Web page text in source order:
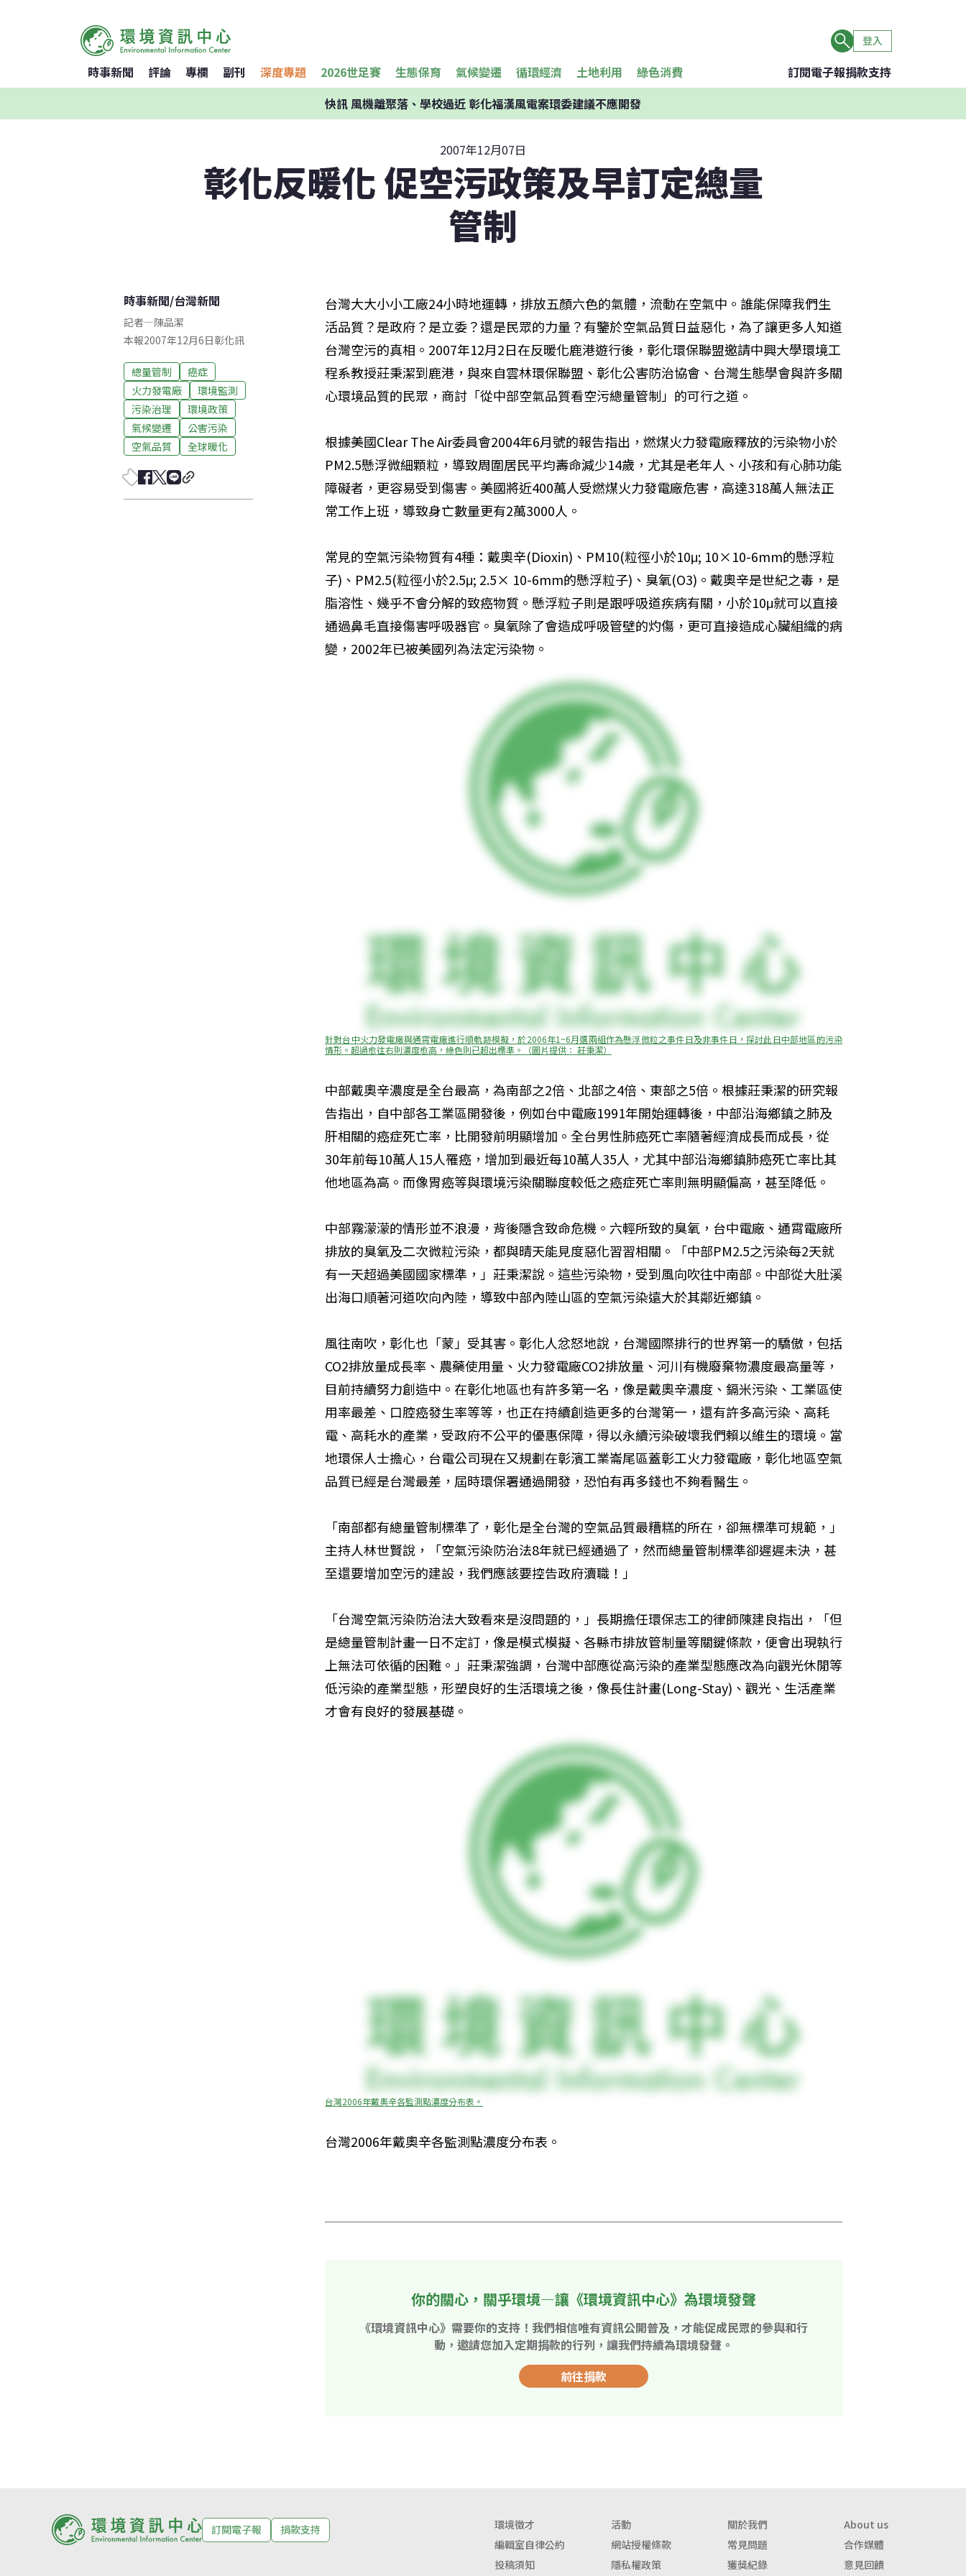
登入
時事新聞 評論 專欄 副刊 深度專題 2026世足賽 生態保育 氣候變遷 循環經濟 土地利用 綠色消費 訂閱電子報捐款支持
快訊風機離聚落、學校過近 彰化福漢風電案環委建議不應開發
2007年12月07日
彰化反暖化 促空污政策及早訂定總量
管制
時事新聞/台灣新聞
記者—陳品潔
本報2007年12月6日彰化訊
總量管制
癌症
火力發電廠
環境監測
污染治理
環境政策
氣候變遷
公害污染
空氣品質
全球暖化
台灣大大小小工廠24小時地運轉，排放五顏六色的氣體，流動在空氣中。誰能保障我們生
活品質？是政府？是立委？還是民眾的力量？有鑒於空氣品質日益惡化，為了讓更多人知道
台灣空污的真相。2007年12月2日在反暖化鹿港遊行後，彰化環保聯盟邀請中興大學環境工
程系教授莊秉潔到鹿港，與來自雲林環保聯盟、彰化公害防治協會、台灣生態學會與許多關
心環境品質的民眾，商討「從中部空氣品質看空污總量管制」的可行之道。
根據美國Clear The Air委員會2004年6月號的報告指出，燃煤火力發電廠釋放的污染物小於
PM2.5懸浮微細顆粒，導致周圍居民平均壽命減少14歲，尤其是老年人、小孩和有心肺功能
障礙者，更容易受到傷害。美國將近400萬人受燃煤火力發電廠危害，高達318萬人無法正
常工作上班，導致身亡數量更有2萬3000人。
常見的空氣污染物質有4種：戴奧辛(Dioxin)、PM10(粒徑小於10μ; 10×10-6mm的懸浮粒
子)、PM2.5(粒徑小於2.5μ; 2.5× 10-6mm的懸浮粒子)、臭氧(O3)。戴奧辛是世紀之毒，是
脂溶性、幾乎不會分解的致癌物質。懸浮粒子則是跟呼吸道疾病有關，小於10μ就可以直接
通過鼻毛直接傷害呼吸器官。臭氧除了會造成呼吸管壁的灼傷，更可直接造成心臟組織的病
變，2002年已被美國列為法定污染物。
針對台中火力發電廠與通霄電廠進行順軌跡模擬，於2006年1~6月選兩組作為懸浮微粒之事件日及非事件日，探討此日中部地區的污染
情形。超過愈往右則濃度愈高，綠色則已超出標準。（圖片提供： 莊秉潔）
中部戴奧辛濃度是全台最高，為南部之2倍、北部之4倍、東部之5倍。根據莊秉潔的研究報
告指出，自中部各工業區開發後，例如台中電廠1991年開始運轉後，中部沿海鄉鎮之肺及
肝相關的癌症死亡率，比開發前明顯增加。全台男性肺癌死亡率隨著經濟成長而成長，從
30年前每10萬人15人罹癌，增加到最近每10萬人35人，尤其中部沿海鄉鎮肺癌死亡率比其
他地區為高。而像胃癌等與環境污染關聯度較低之癌症死亡率則無明顯偏高，甚至降低。
中部霧濛濛的情形並不浪漫，背後隱含致命危機。六輕所致的臭氧，台中電廠、通霄電廠所
排放的臭氧及二次微粒污染，都與晴天能見度惡化習習相關。「中部PM2.5之污染每2天就
有一天超過美國國家標準，」莊秉潔說。這些污染物，受到風向吹往中南部。中部從大肚溪
出海口順著河道吹向內陸，導致中部內陸山區的空氣污染遠大於其鄰近鄉鎮。
風往南吹，彰化也「蒙」受其害。彰化人忿怒地說，台灣國際排行的世界第一的驕傲，包括
CO2排放量成長率、農藥使用量、火力發電廠CO2排放量、河川有機廢棄物濃度最高量等，
目前持續努力創造中。在彰化地區也有許多第一名，像是戴奧辛濃度、鎘米污染、工業區使
用率最差、口腔癌發生率等等，也正在持續創造更多的台灣第一，還有許多高污染、高耗
電、高耗水的產業，受政府不公平的優惠保障，得以永續污染破壞我們賴以維生的環境。當
地環保人士擔心，台電公司現在又規劃在彰濱工業崙尾區蓋彰工火力發電廠，彰化地區空氣
品質已經是台灣最差，屆時環保署通過開發，恐怕有再多錢也不夠看醫生。
「南部都有總量管制標準了，彰化是全台灣的空氣品質最糟糕的所在，卻無標準可規範，」
主持人林世賢說，「空氣污染防治法8年就已經通過了，然而總量管制標準卻遲遲未決，甚
至還要增加空污的建設，我們應該要控告政府瀆職！」
「台灣空氣污染防治法大致看來是沒問題的，」長期擔任環保志工的律師陳建良指出，「但
是總量管制計畫一日不定訂，像是模式模擬、各縣市排放管制量等關鍵條款，便會出現執行
上無法可依循的困難。」莊秉潔強調，台灣中部應從高污染的產業型態應改為向觀光休閒等
低污染的產業型態，形塑良好的生活環境之後，像長住計畫(Long-Stay)、觀光、生活產業
才會有良好的發展基礎。
台灣2006年戴奧辛各監測點濃度分布表。
台灣2006年戴奧辛各監測點濃度分布表。
你的關心，關乎環境—讓《環境資訊中心》為環境發聲
《環境資訊中心》需要你的支持！我們相信唯有資訊公開普及，才能促成民眾的參與和行
動，邀請您加入定期捐款的行列，讓我們持續為環境發聲。
前往捐款
訂閱電子報 捐款支持 環境徵才 活動 關於我們
About us
編輯室自律公約
網站授權條款 常見問題
合作媒體
投稿須知
隱私權政策 獲獎紀錄 意見回饋